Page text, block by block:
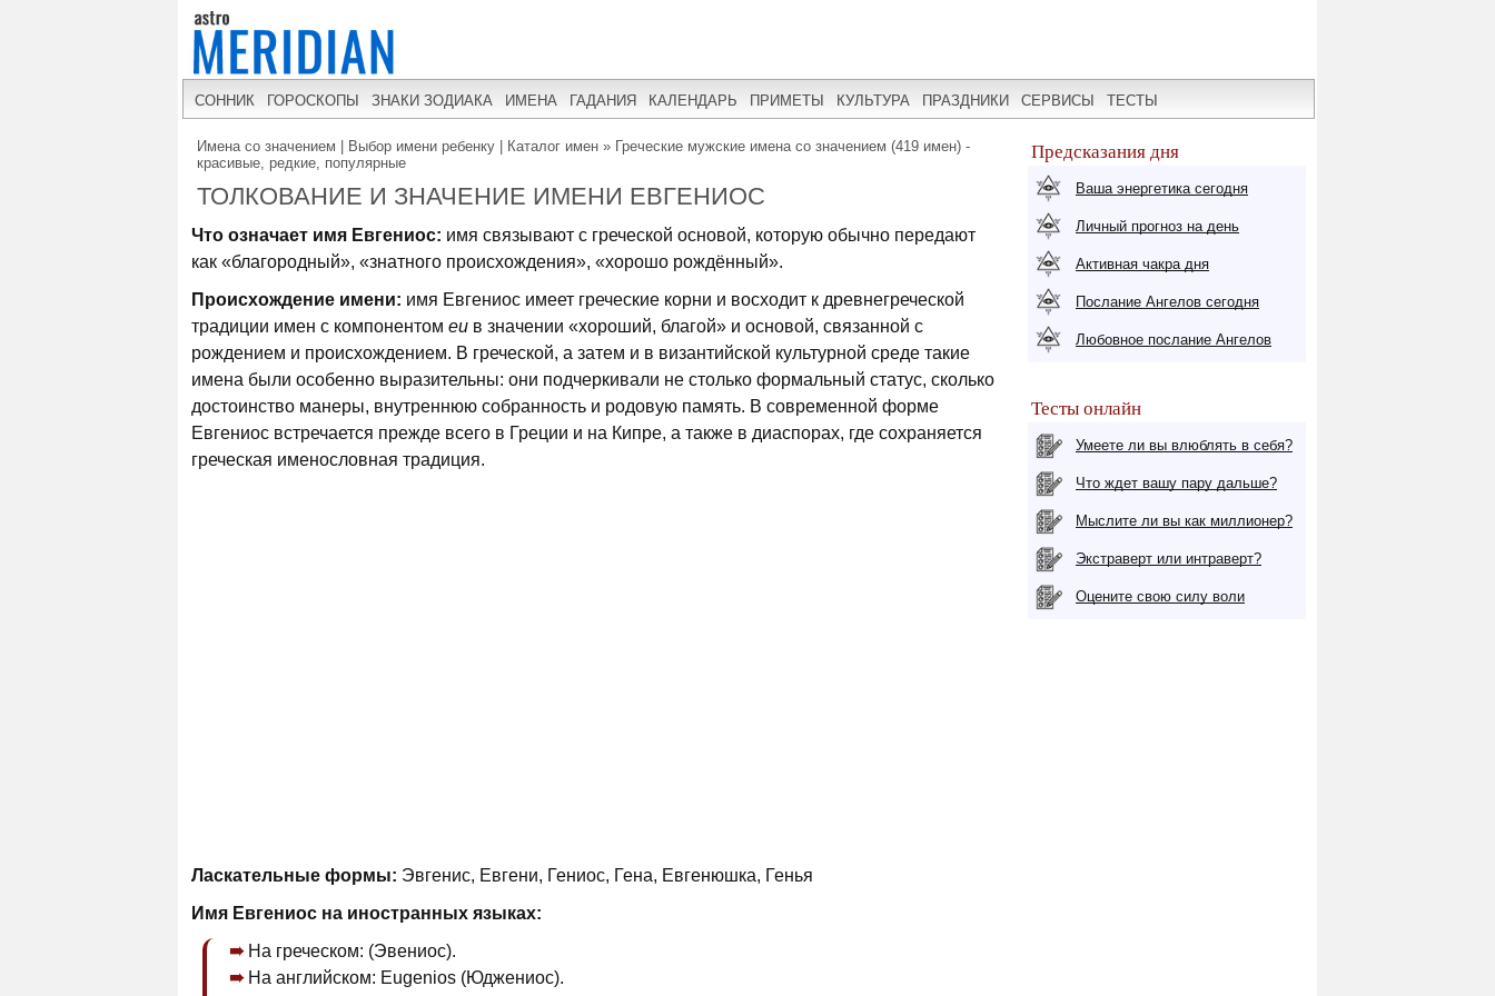
СОННИК ГОРОСКОПЫ ЗНАКИ ЗОДИАКА ИМЕНА ГАДАНИЯ КАЛЕНДАРЬ ПРИМЕТЫ КУЛЬТУРА ПРАЗДНИКИ СЕРВИСЫ ТЕСТЫ
Имена со значением | Выбор имени ребенку | Каталог имен » Греческие мужские имена со значением (419 имен) -
красивые, редкие, популярные
ТОЛКОВАНИЕ И ЗНАЧЕНИЕ ИМЕНИ ЕВГЕНИОС
Что означает имя Евгениос: имя связывают с греческой основой, которую обычно передают
как «благородный», «знатного происхождения», «хорошо рождённый».
Происхождение имени: имя Евгениос имеет греческие корни и восходит к древнегреческой
традиции имен с компонентом eu в значении «хороший, благой» и основой, связанной с
рождением и происхождением. В греческой, а затем и в византийской культурной среде такие
имена были особенно выразительны: они подчеркивали не столько формальный статус, сколько
достоинство манеры, внутреннюю собранность и родовую память. В современной форме
Евгениос встречается прежде всего в Греции и на Кипре, а также в диаспорах, где сохраняется
греческая именословная традиция.
Ласкательные формы: Эвгенис, Евгени, Гениос, Гена, Евгенюшка, Генья
Имя Евгениос на иностранных языках:
На греческом: (Эвениос).
На английском: Eugenios (Юджениос).
Предсказания дня
Ваша энергетика сегодня
Личный прогноз на день
Активная чакра дня
Послание Ангелов сегодня
Любовное послание Ангелов
Тесты онлайн
Умеете ли вы влюблять в себя?
Что ждет вашу пару дальше?
Мыслите ли вы как миллионер?
Экстраверт или интраверт?
Оцените свою силу воли